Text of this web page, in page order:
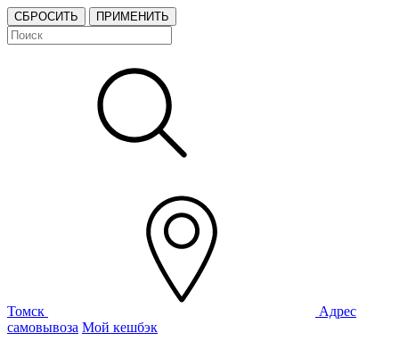
СБРОСИТЬ ПРИМЕНИТЬ
Томск
Адрес
самовывоза Мой кешбэк